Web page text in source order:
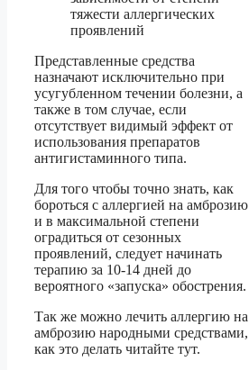
тяжести аллергических
проявлений
Представленные средства
назначают исключительно при
усугубленном течении болезни, а
также в том случае, если
отсутствует видимый эффект от
использования препаратов
антигистаминного типа.
Для того чтобы точно знать, как
бороться с аллергией на амброзию
и в максимальной степени
оградиться от сезонных
проявлений, следует начинать
терапию за 10-14 дней до
вероятного «запуска» обострения.
Так же можно лечить аллергию на
амброзию народными средствами,
как это делать читайте тут.